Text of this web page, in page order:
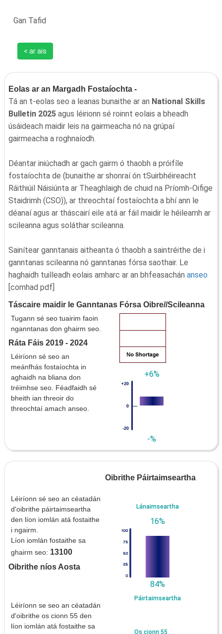
Gan Tafid
< ar ais
Eolas ar an Margadh Fostaíochta -
Tá an t-eolas seo a leanas bunaithe ar an National Skills
Bulletin 2025 agus léirionn sé roinnt eolais a bheadh
úsáideach maidir leis na gairmeacha nó na grúpaí
gairmeacha a roghnaíodh.
Déantar iniúchadh ar gach gairm ó thaobh a próifíle
fostaíochta de (bunaithe ar shonraí ón tSuirbhéireacht
Ráithiúil Náisiúnta ar Theaghlaigh de chuid na Príomh-Oifige
Staidrimh (CSO)), ar threochtaí fostaíochta a bhí ann le
déanaí agus ar tháscairí eile atá ar fáil maidir le héileamh ar
scileanna agus soláthar scileanna.
Sainítear ganntanais aitheanta ó thaobh a saintréithe de i
ganntanas scileanna nó ganntanas fórsa saothair. Le
haghaidh tuilleadh eolais amharc ar an bhfeasachán anseo
[comhad pdf]
Táscaire maidir le Ganntanas Fórsa Oibre//Scileanna
Tugann sé seo tuairim faoin
nganntanas don ghairm seo.
Ráta Fáis 2019 - 2024
Léiríonn sé seo an
meánfhás fostaíochta in
aghaidh na bliana don
tréimhse seo. Féadfaidh sé
bheith ian threoir do
threochtaí amach anseo.
+6%
-%
Oibrithe Páirtaimseartha
Léiríonn sé seo an céatadán
d'oibrithe páirtaimseartha
den líon iomlán atá fostaithe
i ngairm.
Líon iomlán fostaithe sa
ghairm seo: 13100
Lánaimseartha
16%
84%
Páirtaimseartha
Oibrithe níos Aosta
Léiríonn se seo an céatadán
d'oibrithe os cionn 55 den
líon iomlán atá fostaithe sa
Os cionn 55